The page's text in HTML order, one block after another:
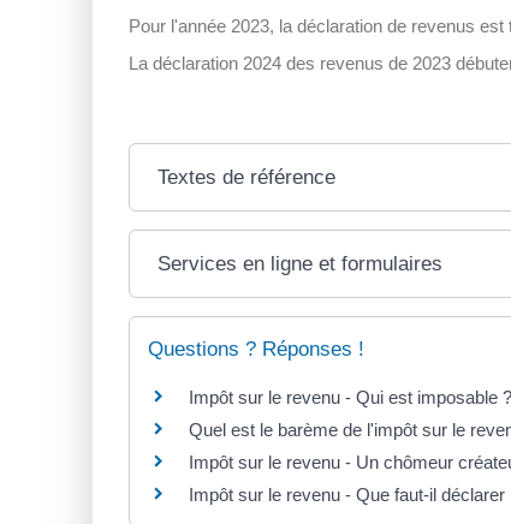
Pour l'année 2023, la déclaration de revenus est
La déclaration 2024 des revenus de 2023
Textes de référence
Services en ligne et formulaires
Questions ? Réponses !
Impôt sur le revenu - Qui est imposable ?
Quel est le barème de l'impôt sur le
Impôt sur le revenu - Un chômeur
Impôt sur le revenu - Que faut-il